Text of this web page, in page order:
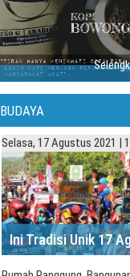
BUDAYA
Selasa, 17 Agustus 2021 |